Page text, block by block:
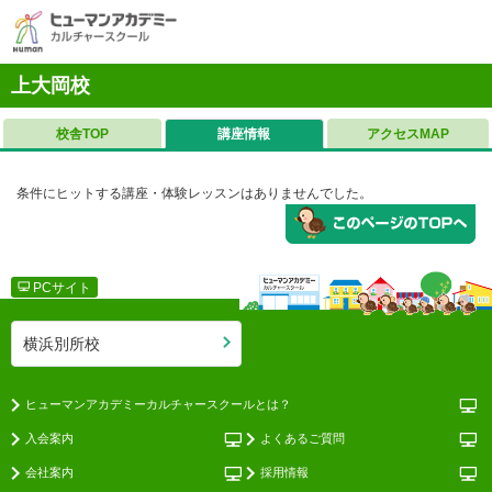
上大岡校
校舎TOP 講座情報 アクセスMAP
条件にヒットする講座・体験レッスンはありませんでした。
PCサイト
横浜別所校
ヒューマンアカデミーカルチャースクールとは？
入会案内 よくあるご質問
会社案内 採用情報